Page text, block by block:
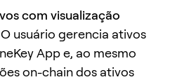
com visualização
O usuário gerencia ativos
App e, ao mesmo
on-chain dos ativos